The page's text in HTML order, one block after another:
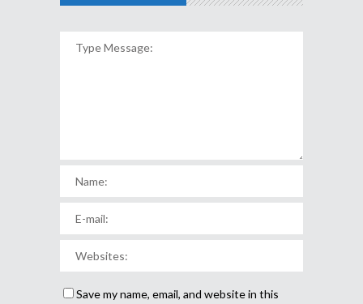
Save my name, email, and website in this